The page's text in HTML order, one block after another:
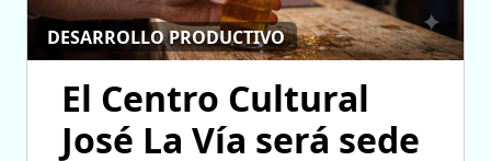
DESARROLLO PRODUCTIVO
El Centro Cultural
José La Vía será sede